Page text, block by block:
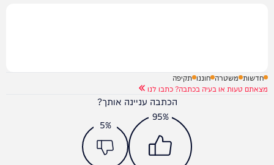
חדשות משטרה חוננו תקיפה
מצאתם טעות או בעיה בכתבה? כתבו לנו
הכתבה עניינה אותך?
95%
5%